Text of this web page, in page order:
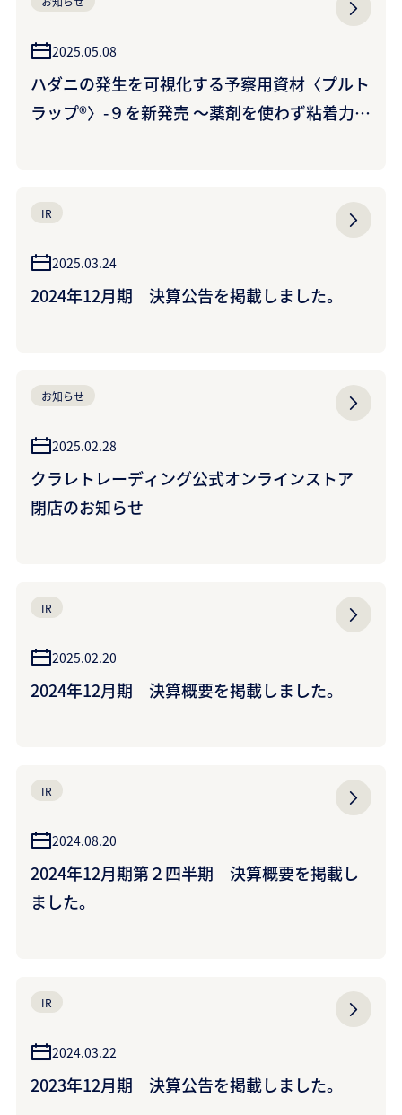
2025.05.08
ハダニの発生を可視化する予察用資材〈プルト
ラップ®〉-９を新発売 ～薬剤を使わず粘着力で
IR
2025.03.24
2024年12月期 決算公告を掲載しました。
お知らせ
2025.02.28
クラレトレーディング公式オンラインストア
閉店のお知らせ
IR
2025.02.20
2024年12月期 決算概要を掲載しました。
IR
2024.08.20
2024年12月期第２四半期 決算概要を掲載し
ました。
IR
2024.03.22
2023年12月期 決算公告を掲載しました。